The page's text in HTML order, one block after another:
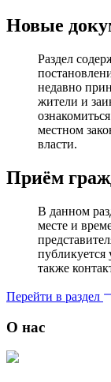
Новые
Раздел
недавно
жители и
местном
власти.
Приём
В данном
месте и
также
Перейти в раздел
О нас